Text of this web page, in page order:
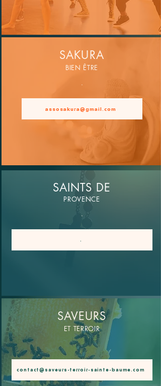
SAKURA
BIEN ÊTRE
.
assosakura@gmail.com
SAINTS DE
PROVENCE
.
.
SAVEURS
ET TERROIR
.
contact@saveurs-terroir-sainte-baume.com